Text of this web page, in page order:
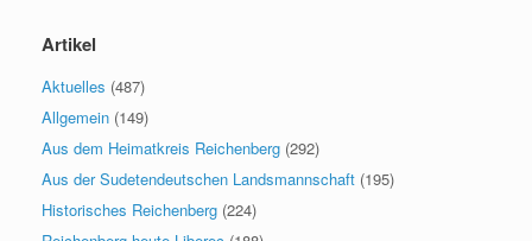
Artikel
Aktuelles (487)
Allgemein (149)
Aus dem Heimatkreis Reichenberg (292)
Aus der Sudetendeutschen Landsmannschaft (195)
Historisches Reichenberg (224)